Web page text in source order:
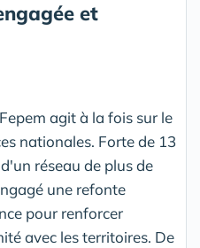
et
agit à la fois sur le
nationales. Forte de 13
réseau de plus de
une refonte
pour renforcer
avec les territoires. De